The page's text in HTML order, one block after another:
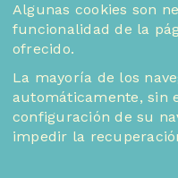
Algunas cookies son
funcionalidad de la
ofrecido.
La mayoría de los
automáticamente, sin
configuración de su
impedir la